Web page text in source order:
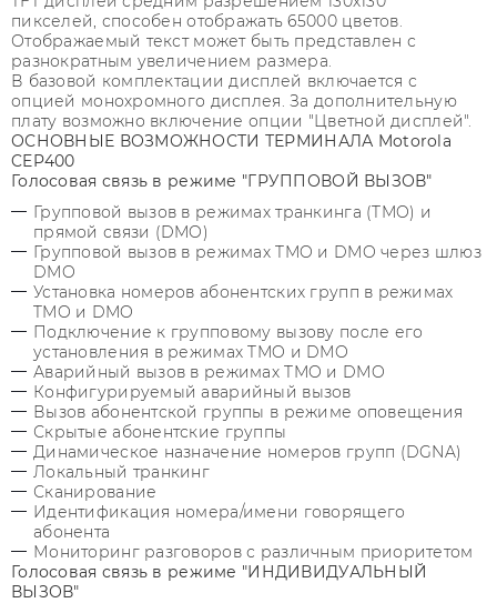
пикселей, способен отображать 65000 цветов.
Отображаемый текст может быть представлен с
разнократным увеличением размера.
В базовой комплектации дисплей включается с
опцией монохромного дисплея. За дополнительную
плату возможно включение опции "Цветной дисплей".
ОСНОВНЫЕ ВОЗМОЖНОСТИ ТЕРМИНАЛА Motorola
CEP400
Голосовая связь в режиме "ГРУППОВОЙ ВЫЗОВ"
Групповой вызов в режимах транкинга (TMO) и
прямой связи (DMO)
Групповой вызов в режимах TMO и DMO через шлюз
DMO
Установка номеров абонентских групп в режимах
TMO и DMO
Подключение к групповому вызову после его
установления в режимах TMO и DMO
Аварийный вызов в режимах TMO и DMO
Конфигурируемый аварийный вызов
Вызов абонентской группы в режиме оповещения
Скрытые абонентские группы
Динамическое назначение номеров групп (DGNA)
Локальный транкинг
Сканирование
Идентификация номера/имени говорящего
абонента
Мониторинг разговоров с различным приоритетом
Голосовая связь в режиме "ИНДИВИДУАЛЬНЫЙ
ВЫЗОВ"